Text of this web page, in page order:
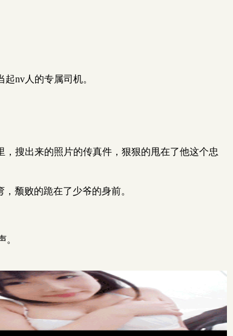
nv人的专属司机。
搜出来的照片的传真件，狠狠的甩在了他这个忠
颓败的跪在了少爷的身前。